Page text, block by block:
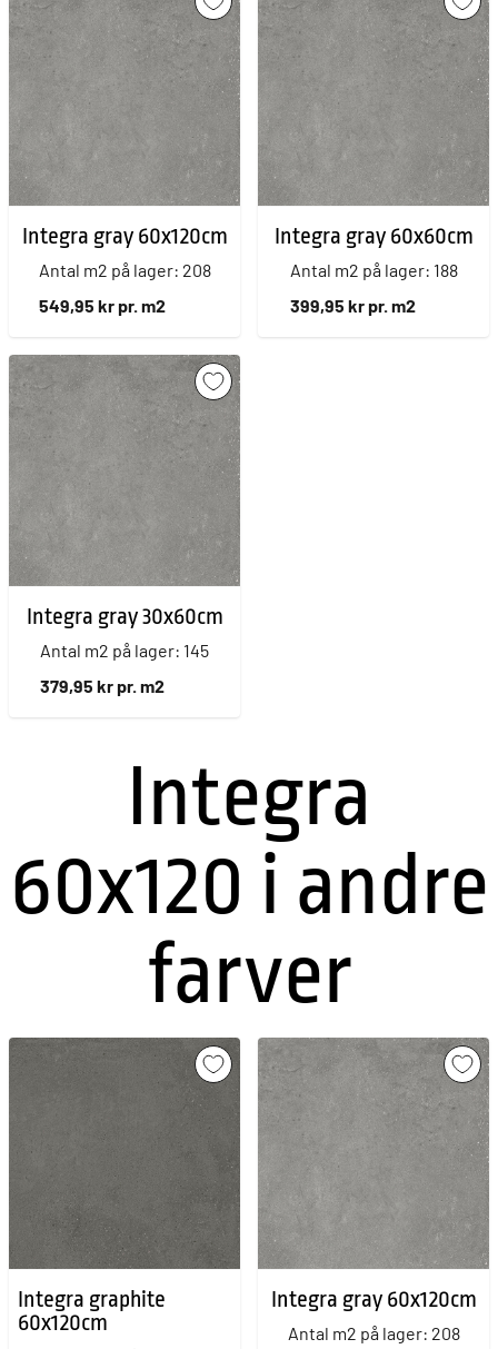
Integra gray 60x120cm
Antal m2 på lager: 208
549,95 kr pr. m2
Integra gray 60x60cm
Antal m2 på lager: 188
399,95 kr pr. m2
Integra gray 30x60cm
Antal m2 på lager: 145
379,95 kr pr. m2
Integra
60x120 i andre
farver
Integra graphite
60x120cm
Integra gray 60x120cm
Antal m2 på lager: 208